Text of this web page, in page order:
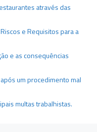
através das
e Requisitos para a
e as consequências
um procedimento mal
multas trabalhistas.